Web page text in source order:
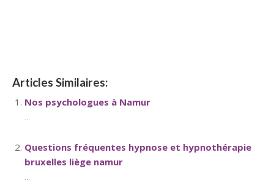
Articles Similaires:
Nos psychologues à Namur
Questions fréquentes hypnose et hypnothérapie
bruxelles liège namur